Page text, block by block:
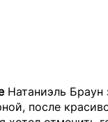
Натаниэль Браун
после